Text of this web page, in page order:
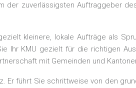
der zuverlässigsten Auftraggeber
kleinere, lokale Aufträge als
Ihr KMU gezielt für die richtigen
mit Gemeinden und
führt Sie schrittweise von den